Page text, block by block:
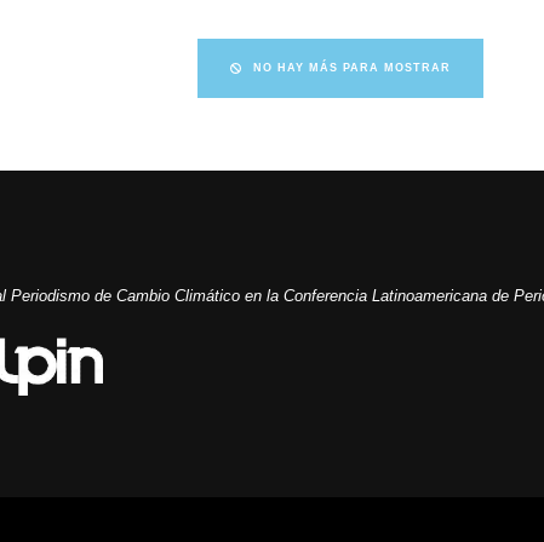
NO HAY MÁS PARA MOSTRAR
Periodismo de Cambio Climático en la Conferencia Latinoamericana de